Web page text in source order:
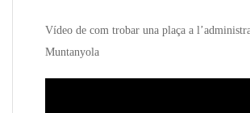
Vídeo de com trobar una plaça a
Muntanyola